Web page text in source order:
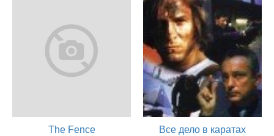
The Fence Все дело в каратах